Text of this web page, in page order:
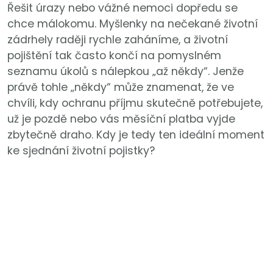
Řešit úrazy nebo vážné nemoci dopředu se
chce málokomu. Myšlenky na nečekané životní
zádrhely raději rychle zaháníme, a životní
pojištění tak často končí na pomyslném
seznamu úkolů s nálepkou „až někdy“. Jenže
právě tohle „někdy“ může znamenat, že ve
chvíli, kdy ochranu příjmu skutečně potřebujete,
už je pozdě nebo vás měsíční platba vyjde
zbytečně draho. Kdy je tedy ten ideální moment
ke sjednání životní pojistky?